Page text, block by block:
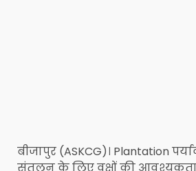
बीजापुर (ASKCG)। Plantation